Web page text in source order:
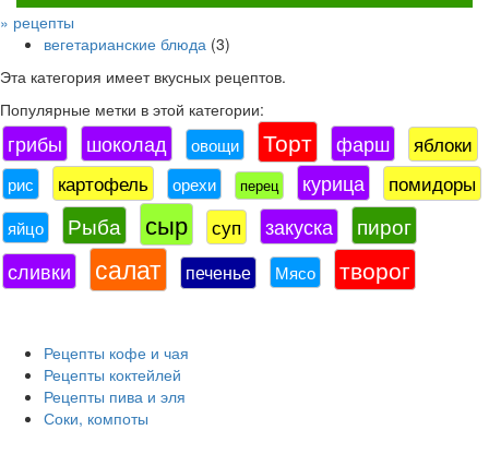
» рецепты
вегетарианские блюда (3)
Эта категория имеет вкусных рецептов.
Популярные метки в этой категории:
грибы шоколад овощи Торт фарш яблоки
рис картофель орехи перец курица помидоры
яйцо Рыба сыр суп закуска пирог
сливки салат печенье Мясо творог
Рецепты кофе и чая
Рецепты коктейлей
Рецепты пива и эля
Соки, компоты